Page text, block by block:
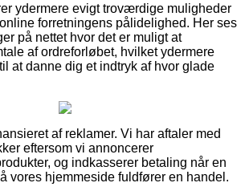
ydermere evigt troværdige muligheder
forretningens pålidelighed. Her ses
på nettet hvor det er muligt at
af ordreforløbet, hvilket ydermere
at danne dig et indtryk af hvor glade
af reklamer. Vi har aftaler med
eftersom vi annoncerer
og indkasserer betaling når en
vores hjemmeside fuldfører en handel.